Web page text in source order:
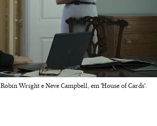
Robin Wright e Neve Campbell, em 'House of Cards'.